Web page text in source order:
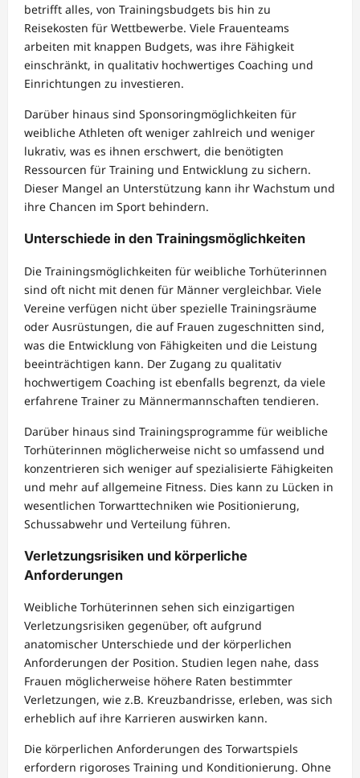
betrifft alles, von Trainingsbudgets bis hin zu
Reisekosten für Wettbewerbe. Viele Frauenteams
arbeiten mit knappen Budgets, was ihre Fähigkeit
einschränkt, in qualitativ hochwertiges Coaching und
Einrichtungen zu investieren.
Darüber hinaus sind Sponsoringmöglichkeiten für
weibliche Athleten oft weniger zahlreich und weniger
lukrativ, was es ihnen erschwert, die benötigten
Ressourcen für Training und Entwicklung zu sichern.
Dieser Mangel an Unterstützung kann ihr Wachstum und
ihre Chancen im Sport behindern.
Unterschiede in den Trainingsmöglichkeiten
Die Trainingsmöglichkeiten für weibliche Torhüterinnen
sind oft nicht mit denen für Männer vergleichbar. Viele
Vereine verfügen nicht über spezielle Trainingsräume
oder Ausrüstungen, die auf Frauen zugeschnitten sind,
was die Entwicklung von Fähigkeiten und die Leistung
beeinträchtigen kann. Der Zugang zu qualitativ
hochwertigem Coaching ist ebenfalls begrenzt, da viele
erfahrene Trainer zu Männermannschaften tendieren.
Darüber hinaus sind Trainingsprogramme für weibliche
Torhüterinnen möglicherweise nicht so umfassend und
konzentrieren sich weniger auf spezialisierte Fähigkeiten
und mehr auf allgemeine Fitness. Dies kann zu Lücken in
wesentlichen Torwarttechniken wie Positionierung,
Schussabwehr und Verteilung führen.
Verletzungsrisiken und körperliche
Anforderungen
Weibliche Torhüterinnen sehen sich einzigartigen
Verletzungsrisiken gegenüber, oft aufgrund
anatomischer Unterschiede und der körperlichen
Anforderungen der Position. Studien legen nahe, dass
Frauen möglicherweise höhere Raten bestimmter
Verletzungen, wie z.B. Kreuzbandrisse, erleben, was sich
erheblich auf ihre Karrieren auswirken kann.
Die körperlichen Anforderungen des Torwartspiels
erfordern rigoroses Training und Konditionierung. Ohne